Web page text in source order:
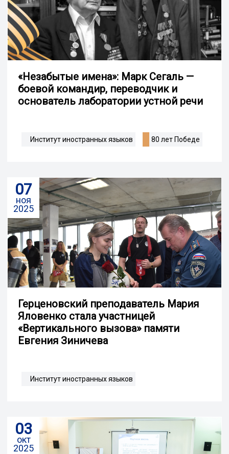
«Незабытые имена»: Марк Сегаль —
боевой командир, переводчик и
основатель лаборатории устной речи
Институт иностранных языков 80 лет Победе
07
ноя
2025
Герценовский преподаватель Мария
Яловенко стала участницей
«Вертикального вызова» памяти
Евгения Зиничева
Институт иностранных языков
03
окт
2025